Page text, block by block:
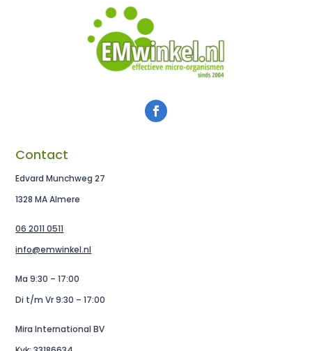
Contact
Edvard Munchweg 27
1328 MA Almere
06 2011 0511
info@emwinkel.nl
Ma 9:30 – 17:00
Di t/m Vr 9:30 – 17:00
Mira International BV